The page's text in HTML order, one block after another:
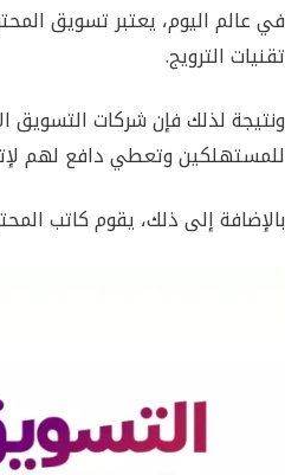
في عالم اليوم، يعتبر تسويق
تقنيات الترويج.
ونتيجة لذلك فإن شركات
للمستهلكين وتعطي دافع لهم
بالإضافة إلى ذلك، يقوم كاتب